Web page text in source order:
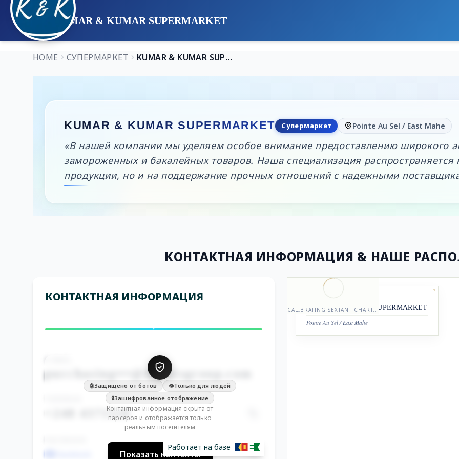
KUMAR & KUMAR SUPERMARKET
HOME СУПЕРМАРКЕТ KUMAR & KUMAR SUPERMARKET
KUMAR & KUMAR SUPERMARKET Супермаркет Pointe Au Sel / East Mahe
«В нашей компании мы уделяем особое внимание предоставлению широкого
замороженных и бакалейных товаров. Наша специализация распространяется
продукции, но и на поддержание прочных отношений с надежными
КОНТАКТНАЯ ИНФОРМАЦИЯ & НАШЕ
КОНТАКТНАЯ ИНФОРМАЦИЯ
🤖Защищено от ботов 👁️Только для людей
🔒Зашифрованное отображение
Контактная информация скрыта от
парсеров и отображается только
реальным посетителям
Показать контакты
Работает на базе
purchasing•••@duraisgroup.com
+248 4371110
CALIBRATING SEXTANT CHART...
STATION REGISTRY
KUMAR & KUMAR SUPERMARKET
Pointe Au Sel / East Mahe